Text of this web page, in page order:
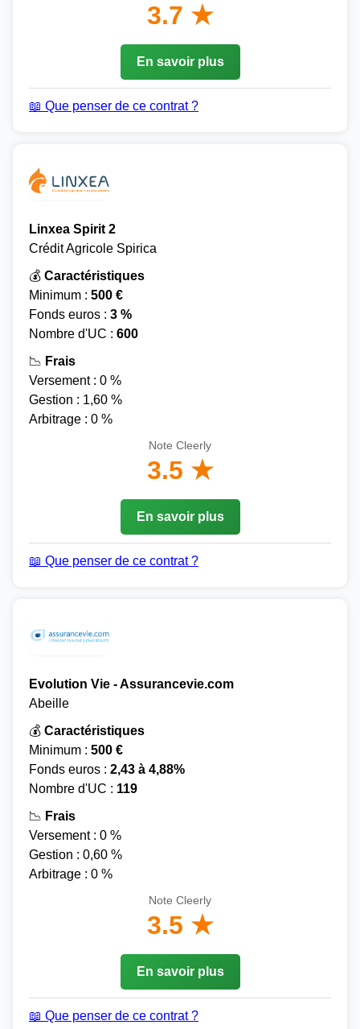
3.7 ★
En savoir plus
📖 Que penser de ce contrat ?
Linxea Spirit 2
Crédit Agricole Spirica
💰 Caractéristiques
Minimum : 500 €
Fonds euros : 3 %
Nombre d'UC : 600
📉 Frais
Versement : 0 %
Gestion : 1,60 %
Arbitrage : 0 %
Note Cleerly
3.5 ★
En savoir plus
📖 Que penser de ce contrat ?
Evolution Vie - Assurancevie.com
Abeille
💰 Caractéristiques
Minimum : 500 €
Fonds euros : 2,43 à 4,88%
Nombre d'UC : 119
📉 Frais
Versement : 0 %
Gestion : 0,60 %
Arbitrage : 0 %
Note Cleerly
3.5 ★
En savoir plus
📖 Que penser de ce contrat ?